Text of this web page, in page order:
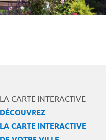
LA CARTE INTERACTIVE
DÉCOUVREZ
LA CARTE INTERACTIVE